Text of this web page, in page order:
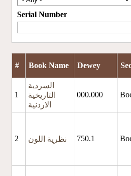
Serial Number
# Book Name Dewey
1
السردية
التاريخية
الاردنية
000.000
2 نظرية اللون 750.1